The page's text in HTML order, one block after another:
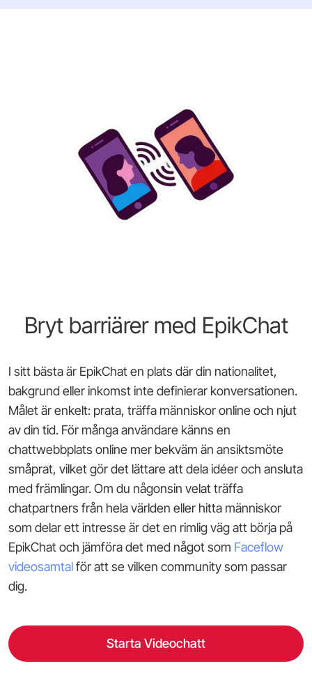
Bryt barriärer med EpikChat
I sitt bästa är EpikChat en plats där din nationalitet,
bakgrund eller inkomst inte definierar konversationen.
Målet är enkelt: prata, träffa människor online och njut
av din tid. För många användare känns en
chattwebbplats online mer bekväm än ansiktsmöte
småprat, vilket gör det lättare att dela idéer och ansluta
med främlingar. Om du någonsin velat träffa
chatpartners från hela världen eller hitta människor
som delar ett intresse är det en rimlig väg att börja på
EpikChat och jämföra det med något som Faceflow
videosamtalför att se vilken community som passar
dig.
Starta Videochatt